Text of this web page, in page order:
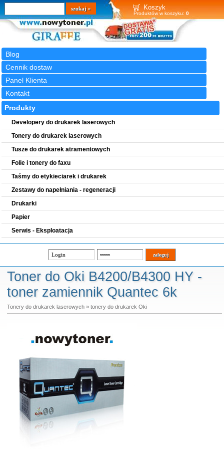
Koszyk
Produktów w koszyku: 0
Blog
Cennik dostaw
Panel Klienta
Kontakt
Wyszukiwarka
szukaj
Produkty
Developery do drukarek laserowych
Tonery do drukarek laserowych
Tusze do drukarek atramentowych
Folie i tonery do faxu
Taśmy do etykieciarek i drukarek
Zestawy do napełniania - regeneracji
Drukarki
Papier
Serwis - Eksploatacja
Toner do Oki B4200/B4300 HY -
toner zamiennik Quantec 6k
Tonery do drukarek laserowych» tonery do drukarek Oki